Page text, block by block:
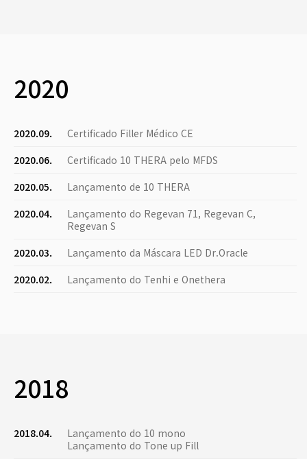
2020
2020.09.
Certificado Filler Médico CE
2020.06.
Certificado 10 THERA pelo MFDS
2020.05.
Lançamento de 10 THERA
2020.04.
Lançamento do Regevan 71, Regevan C,
Regevan S
2020.03.
Lançamento da Máscara LED Dr.Oracle
2020.02.
Lançamento do Tenhi e Onethera
2018
2018.04.
Lançamento do 10 mono
Lançamento do Tone up Fill